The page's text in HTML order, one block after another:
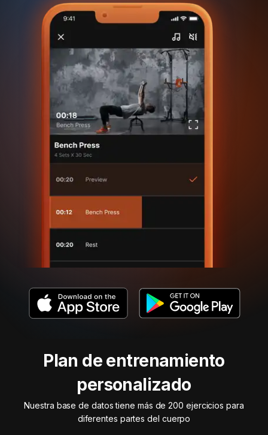
Plan de entrenamiento
personalizado
Nuestra base de datos tiene más de 200 ejercicios para
diferentes partes del cuerpo